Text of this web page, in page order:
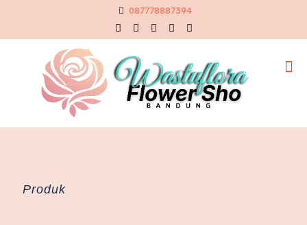
087778887394
Produk